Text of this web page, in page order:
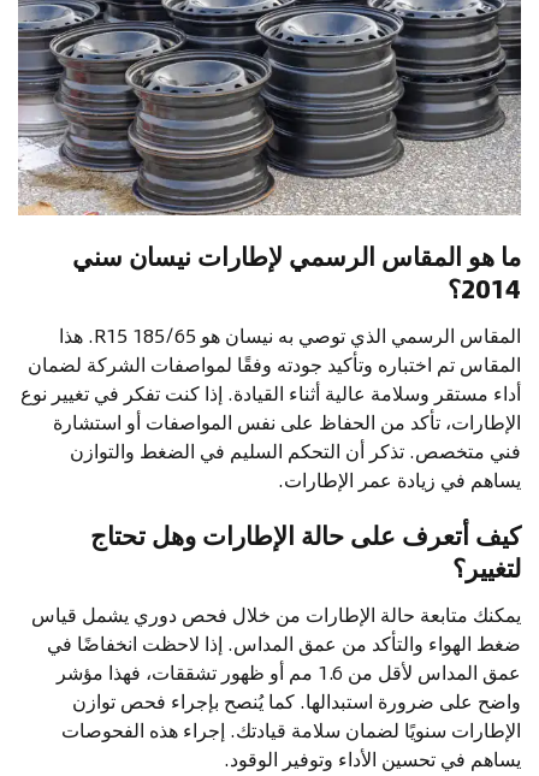
ما هو المقاس الرسمي لإطارات نيسان سني
2014؟
المقاس الرسمي الذي توصي به نيسان هو 185/65 R15. هذا
المقاس تم اختباره وتأكيد جودته وفقًا لمواصفات الشركة لضمان
أداء مستقر وسلامة عالية أثناء القيادة. إذا كنت تفكر في تغيير نوع
الإطارات، تأكد من الحفاظ على نفس المواصفات أو استشارة
فني متخصص. تذكر أن التحكم السليم في الضغط والتوازن
يساهم في زيادة عمر الإطارات.
كيف أتعرف على حالة الإطارات وهل تحتاج
لتغيير؟
يمكنك متابعة حالة الإطارات من خلال فحص دوري يشمل قياس
ضغط الهواء والتأكد من عمق المداس. إذا لاحظت انخفاضًا في
عمق المداس لأقل من 1.6 مم أو ظهور تشققات، فهذا مؤشر
واضح على ضرورة استبدالها. كما يُنصح بإجراء فحص توازن
الإطارات سنويًا لضمان سلامة قيادتك. إجراء هذه الفحوصات
يساهم في تحسين الأداء وتوفير الوقود.